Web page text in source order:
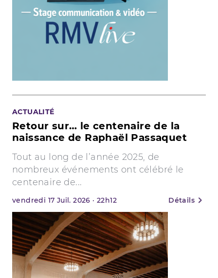
ACTUALITÉ
Retour sur… le centenaire de la
naissance de Raphaël Passaquet
Tout au long de l’année 2025, de
nombreux événements ont célébré le
centenaire de...
vendredi 17 Juil. 2026 ·22h12 Détails